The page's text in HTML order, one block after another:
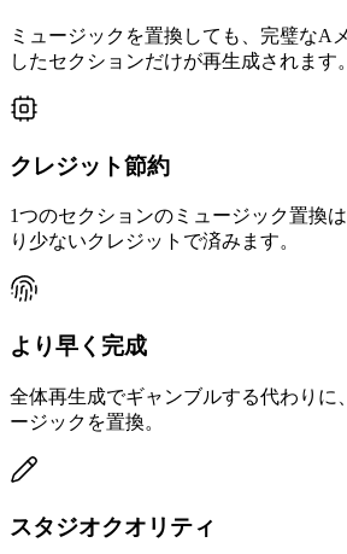
ミュージックを置換しても、完璧なA
したセクションだけが再生成されます。
クレジット節約
1つのセクションのミュージック置換
り少ないクレジットで済みます。
より早く完成
全体再生成でギャンブルする代わりに
ージックを置換。
スタジオクオリティ